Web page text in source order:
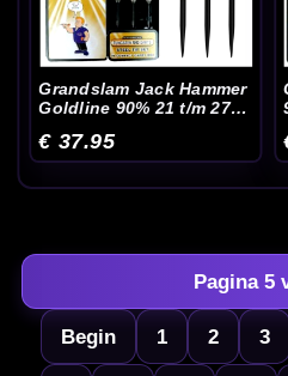
Grandslam Jack Hammer
Goldline 90% 21 t/m 27
€ 37.95
Begin 1 2 3
Pagina 5